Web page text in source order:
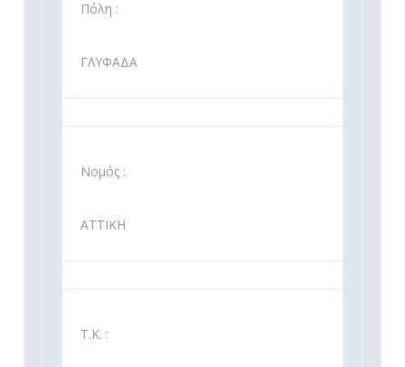
Πόλη :
ΓΛΥΦΑΔΑ
Νομός :
ΑΤΤΙΚΗ
Τ.Κ. :